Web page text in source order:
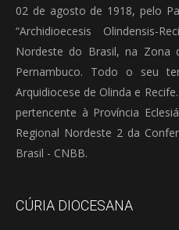
02 de agosto de 1918, pelo
“Archidioecesis Olindensis-
Nordeste do Brasil, na
Pernambuco. Todo o seu
Arquidiocese de Olinda e
pertencente à Província
Regional Nordeste 2 da
Brasil - CNBB.
CÚRIA DIOCESANA